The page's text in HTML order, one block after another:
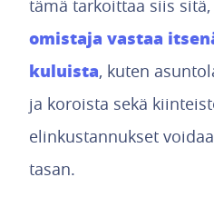
tämä tarkoittaa siis sitä,
omistaja vastaa
kuluista, kuten
ja koroista sekä
elinkustannukset
tasan.